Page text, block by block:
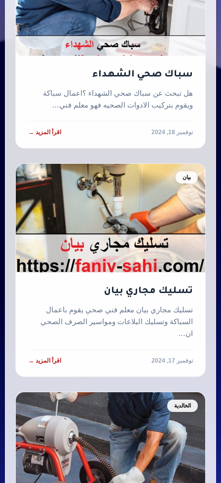
سباك صحي الشهداء
هل تبحث عن سباك صحي الشهداء ؟اعمال سباكة
ويقوم بتركيب الادوات الصحيه فهو معلم فني…
نوفمبر 18, 2024 اقرأ المزيد →
بيان
‏تسليك مجاري بيان
‏تسليك مجاري بيان معلم فني صحي يقوم باعمال
السباكة وتسليك البلاعات ومواسير الصرف الصحي
ان…
نوفمبر 17, 2024 اقرأ المزيد →
الخالدية